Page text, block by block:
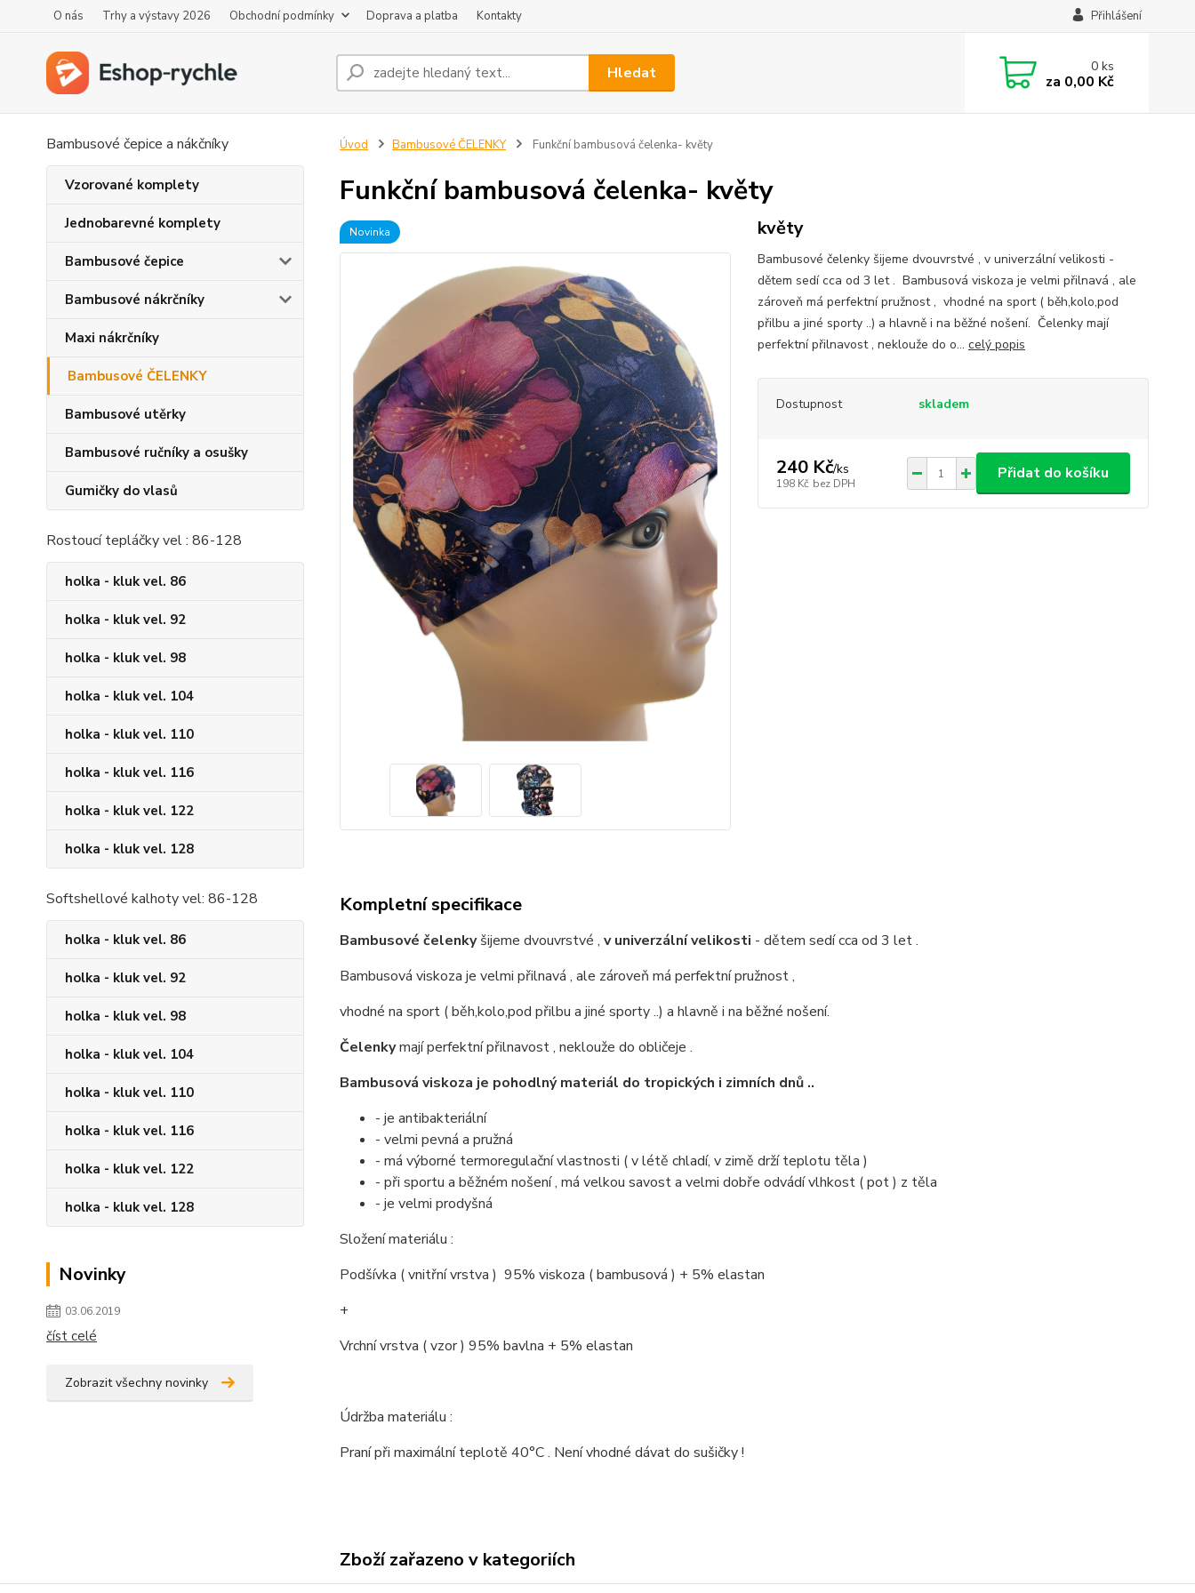
O nás Trhy a výstavy 2026 Obchodní podmínky Doprava a platba Kontakty Přihlášení
Hledat 0ks
za 0,00 Kč
Bambusové čepice a nákčníky
Vzorované komplety
Jednobarevné komplety
Bambusové čepice
Bambusové nákrčníky
Maxi nákrčníky
Bambusové ČELENKY
Bambusové utěrky
Bambusové ručníky a osušky
Gumičky do vlasů
Rostoucí tepláčky vel : 86-128
holka - kluk vel. 86
holka - kluk vel. 92
holka - kluk vel. 98
holka - kluk vel. 104
holka - kluk vel. 110
holka - kluk vel. 116
holka - kluk vel. 122
holka - kluk vel. 128
Softshellové kalhoty vel: 86-128
holka - kluk vel. 86
holka - kluk vel. 92
holka - kluk vel. 98
holka - kluk vel. 104
holka - kluk vel. 110
holka - kluk vel. 116
holka - kluk vel. 122
holka - kluk vel. 128
Novinky
03.06.2019
číst celé
Zobrazit všechny novinky
Úvod Bambusové ČELENKY Funkční bambusová čelenka- květy
Funkční bambusová čelenka- květy
Novinka květy
Bambusové čelenky šijeme dvouvrstvé , v univerzální velikosti -
dětem sedí cca od 3 let . Bambusová viskoza je velmi přilnavá , ale
zároveň má perfektní pružnost , vhodné na sport ( běh,kolo,pod
přilbu a jiné sporty ..) a hlavně i na běžné nošení. Čelenky mají
perfektní přilnavost , neklouže do o... celý popis
Dostupnost skladem
240 Kč/ks
198 Kč bez DPH
Přidat do košíku
Kompletní specifikace
Bambusové čelenkyšijeme dvouvrstvé , v univerzální velikosti - dětem sedí cca od 3 let .
Bambusová viskoza je velmi přilnavá , ale zároveň má perfektní pružnost ,
vhodné na sport ( běh,kolo,pod přilbu a jiné sporty ..) a hlavně i na běžné nošení.
Čelenkymají perfektní přilnavost , neklouže do obličeje .
Bambusová viskoza je pohodlný materiál do tropických i zimních dnů ..
- je antibakteriální
- velmi pevná a pružná
- má výborné termoregulační vlastnosti ( v létě chladí, v zimě drží teplotu těla )
- při sportu a běžném nošení , má velkou savost a velmi dobře odvádí vlhkost ( pot ) z těla
- je velmi prodyšná
Složení materiálu :
Podšívka ( vnitřní vrstva ) 95% viskoza ( bambusová ) + 5% elastan
+
Vrchní vrstva ( vzor ) 95% bavlna + 5% elastan
Údržba materiálu :
Praní při maximální teplotě 40°C . Není vhodné dávat do sušičky !
Zboží zařazeno v kategoriích